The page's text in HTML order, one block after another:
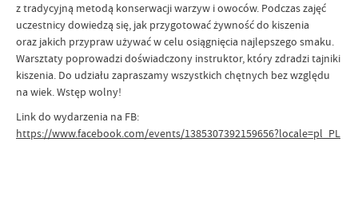
z tradycyjną metodą konserwacji warzyw i owoców. Podczas zajęć
uczestnicy dowiedzą się, jak przygotować żywność do kiszenia
oraz jakich przypraw używać w celu osiągnięcia najlepszego smaku.
Warsztaty poprowadzi doświadczony instruktor, który zdradzi tajniki
kiszenia. Do udziału zapraszamy wszystkich chętnych bez względu
na wiek. Wstęp wolny!
Link do wydarzenia na FB:
https://www.facebook.com/events/1385307392159656?locale=pl_PL